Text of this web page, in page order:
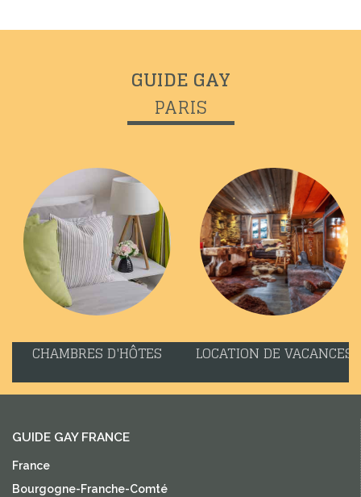
GUIDE GAY
PARIS
CHAMBRES D'HÔTES LOCATION DE VACANCES
GUIDE GAY FRANCE
France
Bourgogne-Franche-Comté